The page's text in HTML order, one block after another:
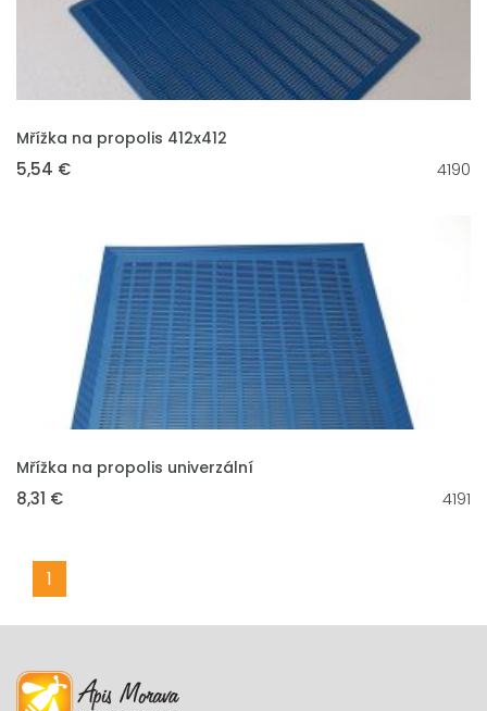
VLOŽIT DO KOŠÍKU
Mřížka na propolis 412x412
5,54 € 4190
VLOŽIT DO KOŠÍKU
Mřížka na propolis univerzální
8,31 € 4191
1